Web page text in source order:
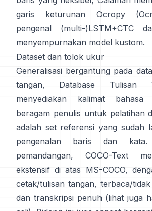
garis keturunan Ocropy (
pengenal (multi-)LSTM+CTC
menyempurnakan model kustom.
Dataset dan tolok ukur
Generalisasi bergantung pada
tangan,
Database Tulisan
menyediakan kalimat
beragam penulis untuk pelatihan
adalah set referensi yang sudah
pengenalan baris dan
pemandangan,
COCO-Text
ekstensif di atas MS-COCO,
cetak/tulisan tangan, terbaca/
dan transkripsi penuh (lihat juga